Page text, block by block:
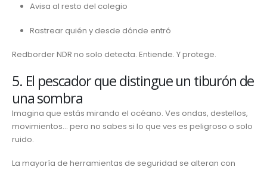
Avisa al resto del colegio
Rastrear quién y desde dónde entró
Redborder NDR no solo detecta. Entiende. Y protege.
5. El pescador que distingue un tiburón de
una sombra
Imagina que estás mirando el océano. Ves ondas, destellos,
movimientos… pero no sabes si lo que ves es peligroso o solo
ruido.
La mayoría de herramientas de seguridad se alteran con